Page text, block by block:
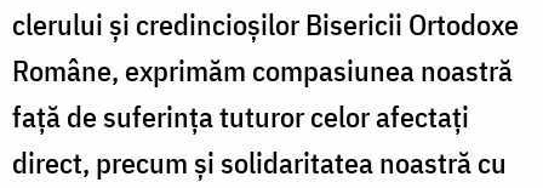
clerului şi credincioșilor Bisericii Ortodoxe
Române, exprimăm compasiunea noastră
față de suferința tuturor celor afectați
direct, precum și solidaritatea noastră cu